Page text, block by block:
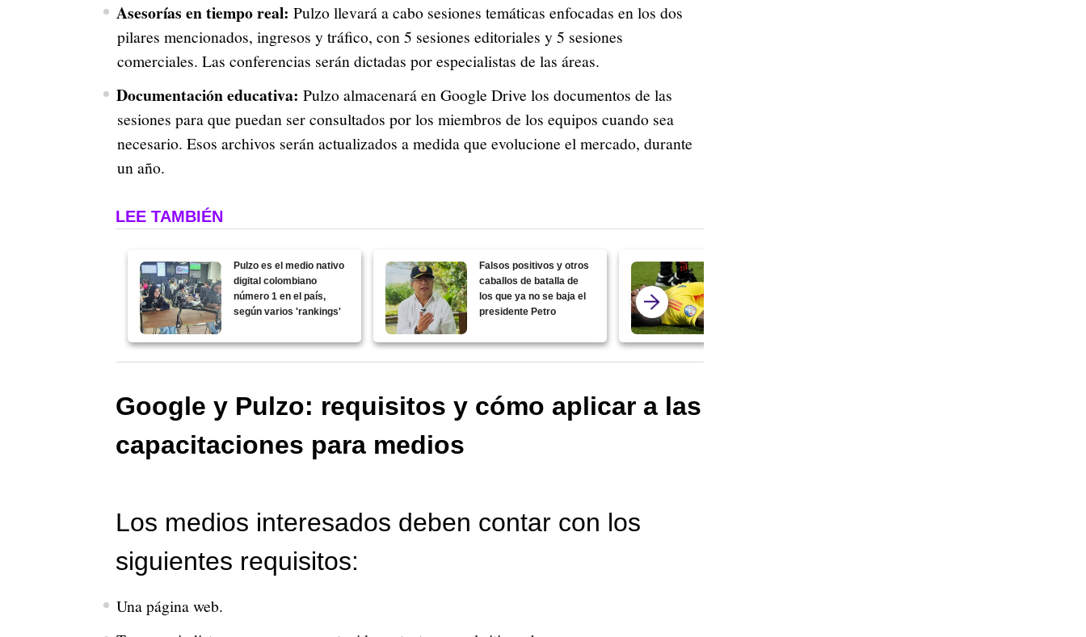
Asesorías en tiempo real: Pulzo llevará a cabo sesiones temáticas enfocadas en los dos
pilares mencionados, ingresos y tráfico, con 5 sesiones editoriales y 5 sesiones
comerciales. Las conferencias serán dictadas por especialistas de las áreas.
Documentación educativa: Pulzo almacenará en Google Drive los documentos de las
sesiones para que puedan ser consultados por los miembros de los equipos cuando sea
necesario. Esos archivos serán actualizados a medida que evolucione el mercado, durante
un año.
LEE TAMBIÉN
Pulzo es el medio nativo
digital colombiano
número 1 en el país,
según varios 'rankings'
Falsos positivos y otros
caballos de batalla de
los que ya no se baja el
presidente Petro
Google y Pulzo: requisitos y cómo aplicar a las
capacitaciones para medios
Los medios interesados deben contar con los
siguientes requisitos:
Una página web.